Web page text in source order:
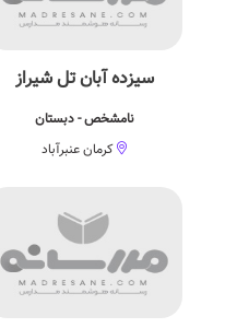
سیزده آبان تل شیراز
نامشخص - دبستان
کرمان عنبرآباد